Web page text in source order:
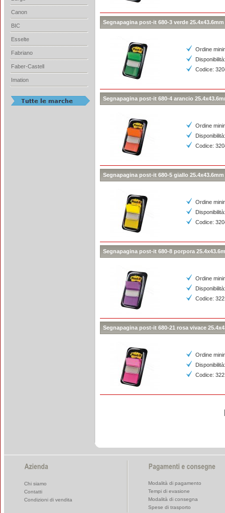
Segnapagina post-it 680-3 verde
Ordine
Codice:
Segnapagina post-it 680-4 arancio
Ordine
Codice:
Segnapagina post-it 680-5 giallo
Ordine
Codice:
Segnapagina post-it 680-8 porpora
Ordine
Codice:
Segnapagina post-it 680-21 rosa vivace
Ordine
Codice:
Canon
BIC
Esselte
Fabriano
Faber-Castell
Imation
Chi siamo
Contatti
Condizioni di vendita
Modalità di pagamento
Tempi di evasione
Modalità di consegna
Spese di trasporto